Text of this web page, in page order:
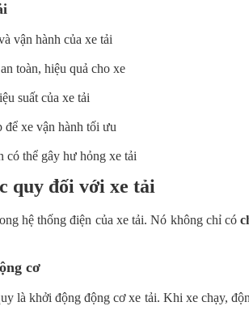
vận hành của xe tải
toàn, hiệu quả cho xe
suất của xe tải
để xe vận hành tối ưu
có thể gây hư hỏng xe tải
quy đối với xe tải
hệ thống điện của xe tải. Nó không chỉ có
cơ
là khởi động động cơ xe tải. Khi xe chạy,